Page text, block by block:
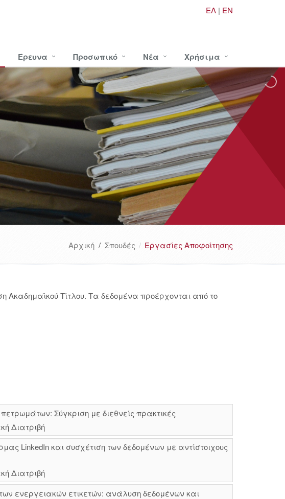
ΕΛ | EN
Έρευνα Προσωπικό Νέα Χρήσιμα
Αρχική / Σπουδές Εργασίες Αποφοίτησης
Τίτλου. Τα δεδομένα προέρχονται από το
Σύγκριση με διεθνείς πρακτικές
Διατριβή
LinkedIn και συσχέτιση των δεδομένων με αντίστοιχους
Διατριβή
ενεργειακών ετικετών: ανάλυση δεδομένων και